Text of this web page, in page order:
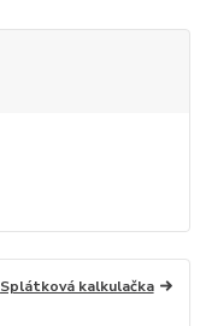
Splátková kalkulačka